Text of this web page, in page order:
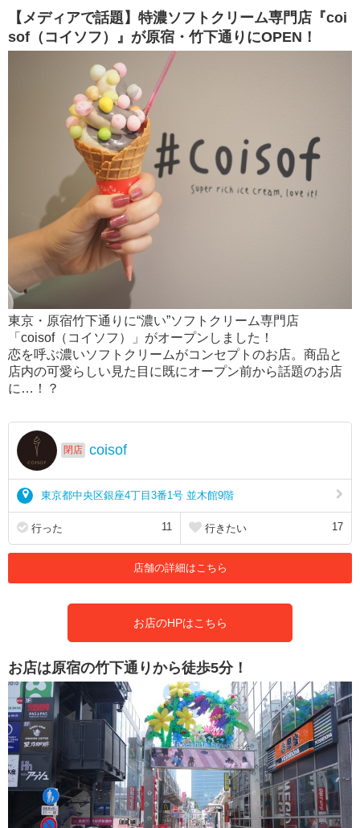
【メディアで話題】特濃ソフトクリーム専門店『coi
sof（コイソフ）』が原宿・竹下通りにOPEN！
東京・原宿竹下通りに“濃い”ソフトクリーム専門店
「coisof（コイソフ）」がオープンしました！
恋を呼ぶ濃いソフトクリームがコンセプトのお店。商品と
店内の可愛らしい見た目に既にオープン前から話題のお店
に…！？
閉店 coisof
東京都中央区銀座4丁目3番1号 並木館9階
行った 11 行きたい 17
店舗の詳細はこちら
お店のHPはこちら
お店は原宿の竹下通りから徒歩5分！